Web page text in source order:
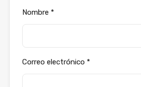
Nombre *
Correo electrónico *